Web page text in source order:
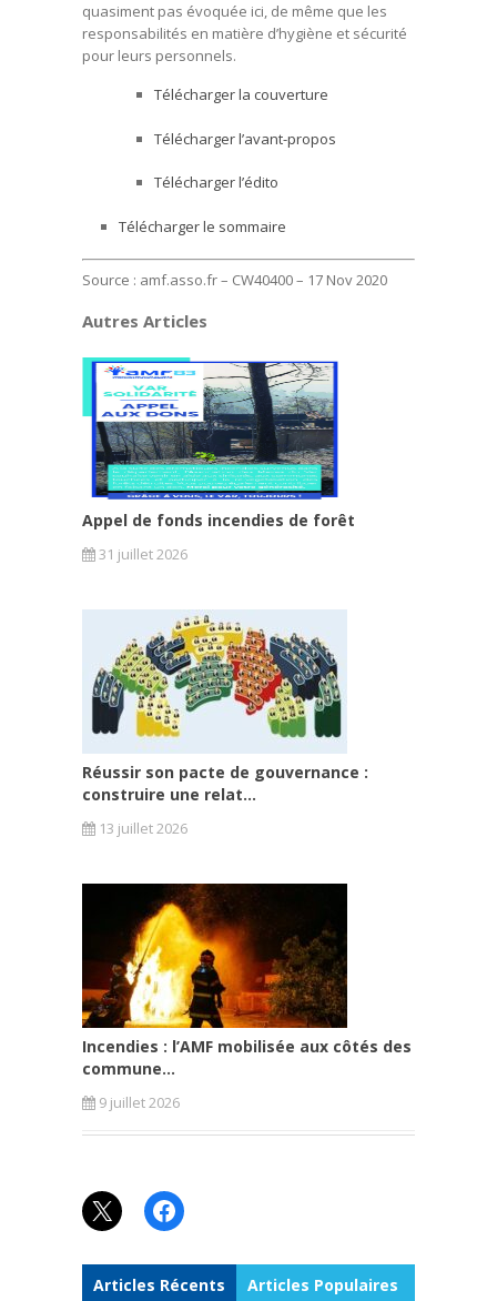
quasiment pas évoquée ici, de même que les
responsabilités en matière d’hygiène et sécurité
pour leurs personnels.
Télécharger la couverture
Télécharger l’avant-propos
Télécharger l’édito
Télécharger le sommaire
Source : amf.asso.fr – CW40400 – 17 Nov 2020
Autres Articles
Appel de fonds incendies de forêt
31 juillet 2026
Réussir son pacte de gouvernance :
construire une relat...
13 juillet 2026
Incendies : l’AMF mobilisée aux côtés des
commune...
9 juillet 2026
X Facebook
Articles Récents Articles Populaires